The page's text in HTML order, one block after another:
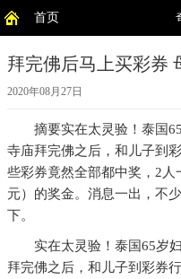
首页
拜完佛后马上买彩券
2020年08月27日
摘要实在太灵验！泰国
寺庙拜完佛之后，和儿子到
些彩券竟然全部都中奖，2
元）的奖金。消息一出，不
下。
实在太灵验！泰国65岁
拜完佛之后，和儿子到彩券